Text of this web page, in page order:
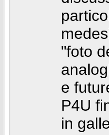
"foto
e
P4U
in